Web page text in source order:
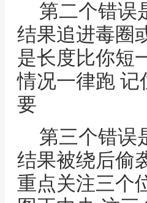
第二个错误
结果追进毒圈
是长度比你短
情况一律跑 记
要
第三个错误
结果被绕后偷
重点关注三个